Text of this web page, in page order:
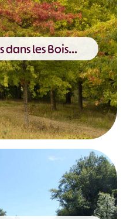
dans les Bois…